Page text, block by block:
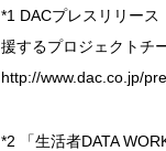
*1 DACプレスリリー
援するプロジェクトチ
http://www.dac.co.jp/
*2 「生活者DATA